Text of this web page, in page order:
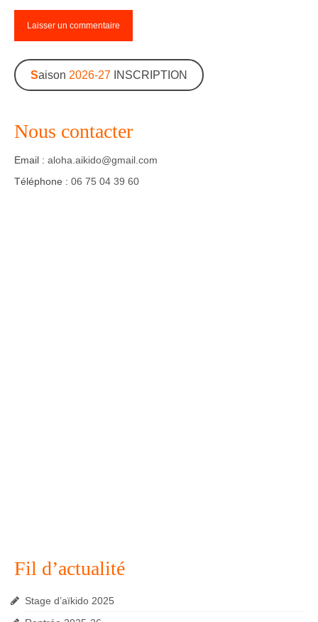
Saison 2026-27INSCRIPTION
Nous contacter
Email : aloha.aikido@gmail.com
Téléphone : 06 75 04 39 60
Fil d’actualité
Stage d’aïkido 2025